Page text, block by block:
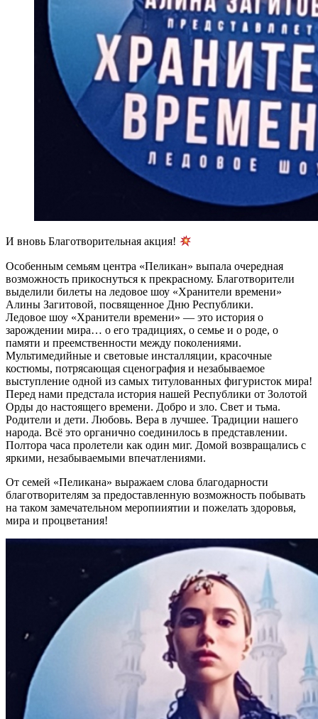
И вновь Благотворительная акция!
Особенным семьям центра «Пеликан» выпала очередная
возможность прикоснуться к прекрасному. Благотворители
выделили билеты на ледовое шоу «Хранители времени»
Алины Загитовой, посвященное Дню Республики.
Ледовое шоу «Хранители времени» — это история о
зарождении мира… о его традициях, о семье и о роде, о
памяти и преемственности между поколениями.
Мультимедийные и световые инсталляции, красочные
костюмы, потрясающая сценография и незабываемое
выступление одной из самых титулованных фигуристок мира!
Перед нами предстала история нашей Республики от Золотой
Орды до настоящего времени. Добро и зло. Свет и тьма.
Родители и дети. Любовь. Вера в лучшее. Традиции нашего
народа. Всё это органично соединилось в представлении.
Полтора часа пролетели как один миг. Домой возвращались с
яркими, незабываемыми впечатлениями.
От семей «Пеликана» выражаем слова благодарности
благотворителям за предоставленную возможность побывать
на таком замечательном меропииятии и пожелать здоровья,
мира и процветания!